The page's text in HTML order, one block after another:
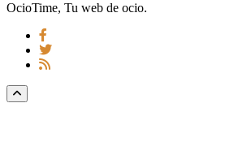
OcioTime, Tu web de ocio.